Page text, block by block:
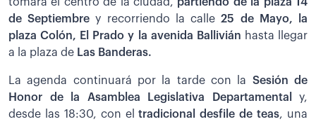
de Septiembre y recorriendo la calle25 de Mayo, la
plaza Colón, El Prado y la avenida Ballivián hasta llegar
a la plaza de Las Banderas.
La agenda continuará por la tarde con la Sesión de
Honor de la Asamblea Legislativa Departamental
y,
desde las 18:30, con eltradicional desfile de teas, una